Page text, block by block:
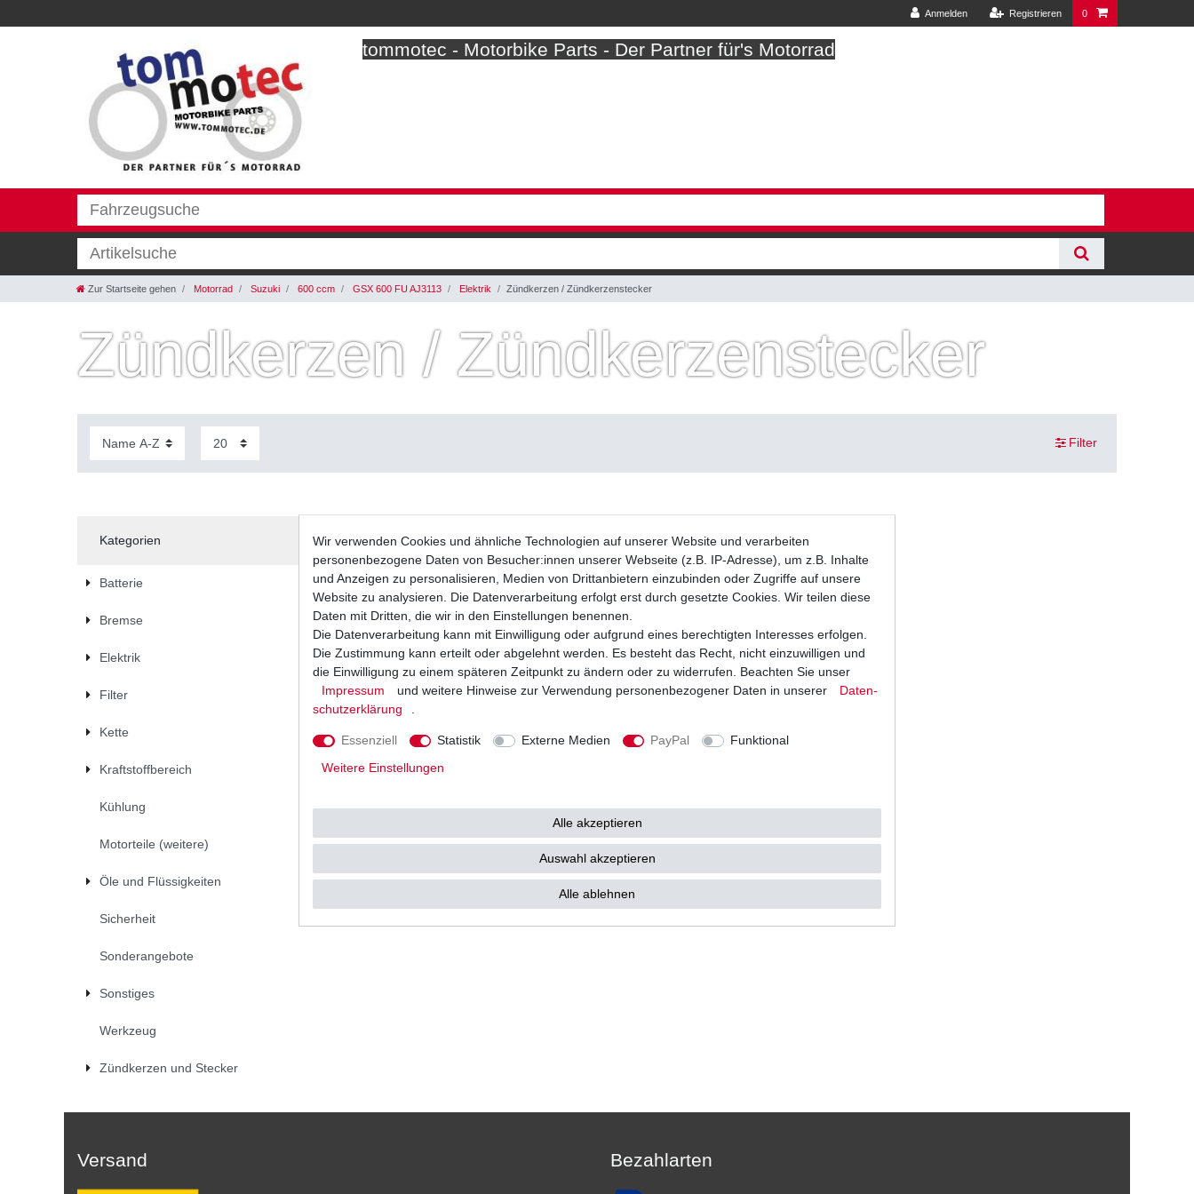
Anmelden Registrieren 0
tommotec - Motorbike Parts - Der Partner für's Motorrad
Zur Startseite gehen Motorrad Suzuki 600 ccm GSX 600 FU AJ3113 Elektrik Zündkerzen / Zündkerzenstecker
Zündkerzen / Zündkerzenstecker
Filter
Kategorien
Batterie
Bremse
Elektrik
Filter
Kette
Kraftstoffbereich
Kühlung
Motorteile (weitere)
Öle und Flüssigkeiten
Sicherheit
Sonderangebote
Sonstiges
Werkzeug
Zündkerzen und Stecker
Zündkerze NGK CR9EK
UVP 18,52 € 12,95 € *
*inkl. ges. MwSt.zzgl.Versandkosten
Versand Bezahlarten
Wir verwenden Cookies und ähnliche Technologien auf unserer Website und verarbeiten
personenbezogene Daten von Besucher:innen unserer Webseite (z.B. IP-Adresse), um z.B. Inhalte
und Anzeigen zu personalisieren, Medien von Drittanbietern einzubinden oder Zugriffe auf unsere
Website zu analysieren. Die Datenverarbeitung erfolgt erst durch gesetzte Cookies. Wir teilen diese
Daten mit Dritten, die wir in den Einstellungen benennen.
Die Datenverarbeitung kann mit Einwilligung oder aufgrund eines berechtigten Interesses erfolgen.
Die Zustimmung kann erteilt oder abgelehnt werden. Es besteht das Recht, nicht einzuwilligen und
die Einwilligung zu einem späteren Zeitpunkt zu ändern oder zu widerrufen. Beachten Sie unser
Impressum
und weitere Hinweise zur Verwendung personenbezogener Daten in unserer
Daten­
schutz­erklärung
Essenziell Statistik Externe Medien PayPal
Funktional
Weitere Einstellungen
Alle akzeptieren
Auswahl akzeptieren
Alle ablehnen